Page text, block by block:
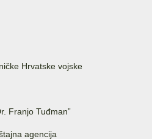
Hrvatske vojske
Franjo Tuđman”
agencija